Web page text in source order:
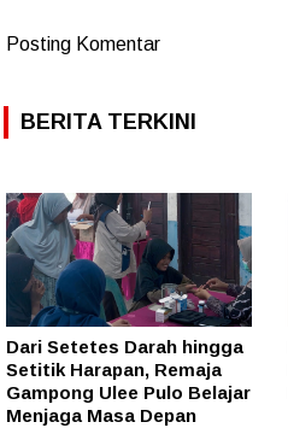
Posting Komentar
BERITA TERKINI
Dari Setetes Darah hingga
Setitik Harapan, Remaja
Gampong Ulee Pulo Belajar
Menjaga Masa Depan